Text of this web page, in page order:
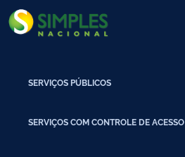
SERVIÇOS PÚBLICOS
SERVIÇOS COM CONTROLE DE ACESSO